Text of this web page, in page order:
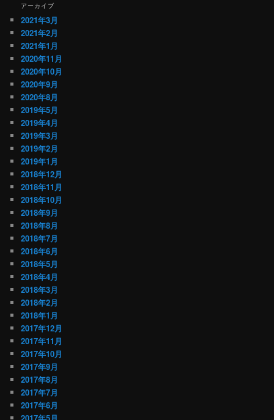
アーカイブ
2021年3月
2021年2月
2021年1月
2020年11月
2020年10月
2020年9月
2020年8月
2019年5月
2019年4月
2019年3月
2019年2月
2019年1月
2018年12月
2018年11月
2018年10月
2018年9月
2018年8月
2018年7月
2018年6月
2018年5月
2018年4月
2018年3月
2018年2月
2018年1月
2017年12月
2017年11月
2017年10月
2017年9月
2017年8月
2017年7月
2017年6月